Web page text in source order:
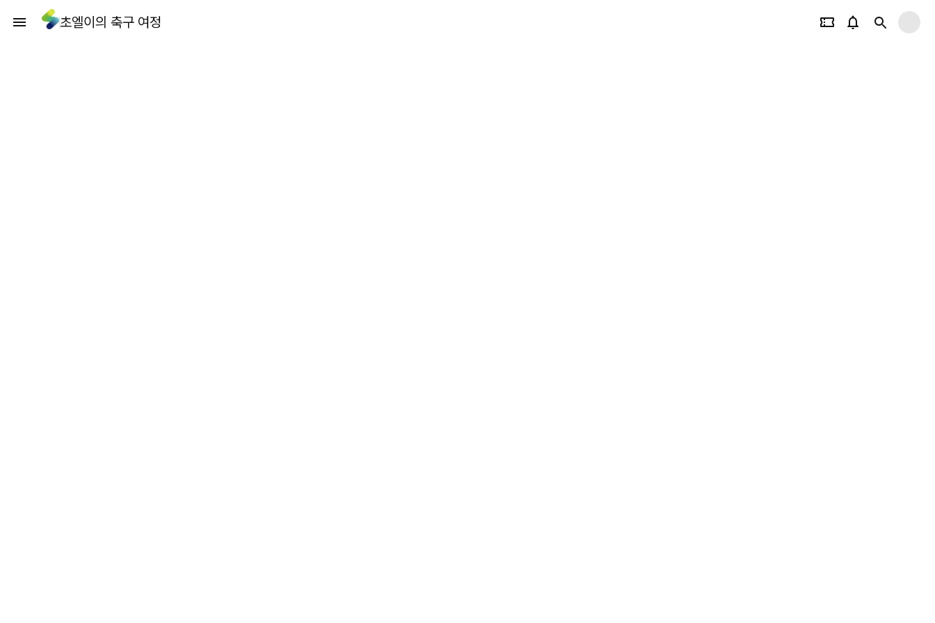
초엘이의 축구 여정